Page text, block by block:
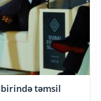
təmsil